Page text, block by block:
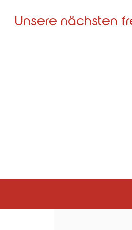
Unsere nächsten